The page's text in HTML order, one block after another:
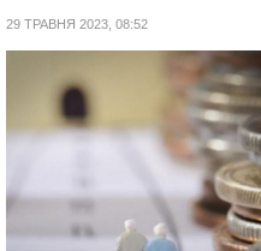
29 ТРАВНЯ 2023, 08:52